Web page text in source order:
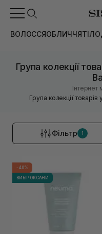
ВОЛОССЯОБЛИЧЧЯТІЛО
Група колекції
Інтернет
Група колекції
Фільтр 1
-40%
ВИБІР ОКСАНИ